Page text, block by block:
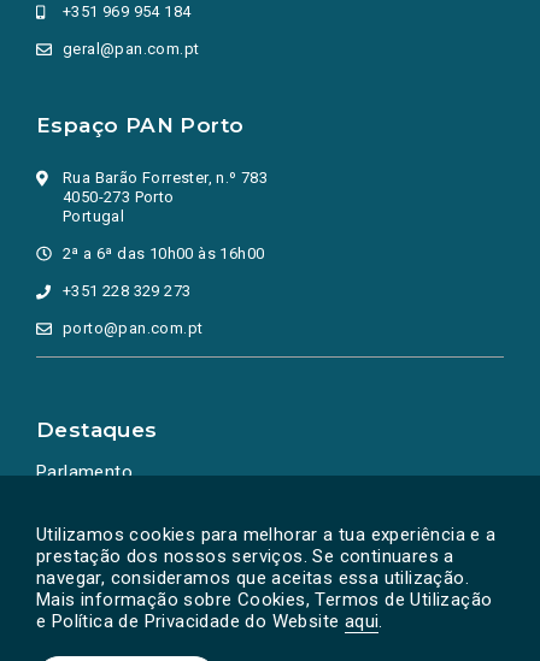
Utilizamos cookies para melhorar a tua experiência e a
prestação dos nossos serviços. Se continuares a
navegar, consideramos que aceitas essa utilização.
Mais informação sobre Cookies, Termos de Utilização
e Política de Privacidade do Website aqui.
+351 969 954 184
geral@pan.com.pt
Espaço PAN Porto
Rua Barão Forrester, n.º 783
4050-273 Porto
Portugal
2ª a 6ª das 10h00 às 16h00
+351 228 329 273
porto@pan.com.pt
Destaques
Parlamento